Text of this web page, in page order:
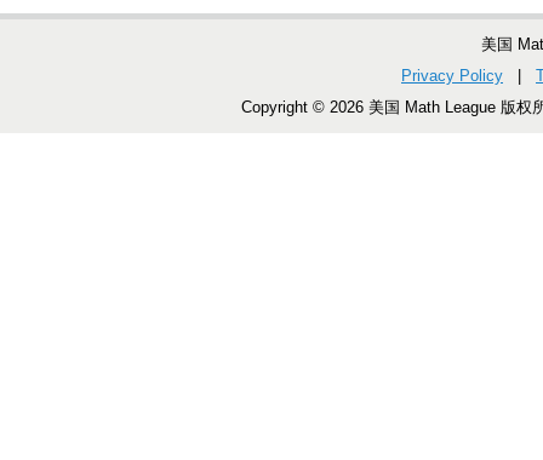
美国
Privacy Policy
Copyright © 2026 美国 Math League 版